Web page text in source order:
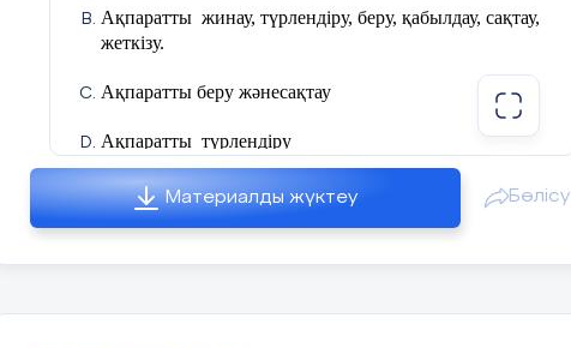
Сонымен қатар, сабақ барысында жасанды
интеллект құралдарын пайдалану оқушылар үшін
ерекше қызықты болды. Бұл олардың цифрлық
жылдам іздеу, талдау және қолдану дағдыларын
Ақпаратты жинау, түрлендіру, беру, қабылдау, сақтау,
жеткізу.
Ақпаратты беру жәнесақтау
Ақпаратты түрлендіру
Ақпаратты жеткізу.
3. Адам қабылдайтынақпараттүрлері:
Материалды жүктеу Бөлісу